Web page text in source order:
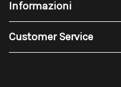
Informazioni
Customer Service